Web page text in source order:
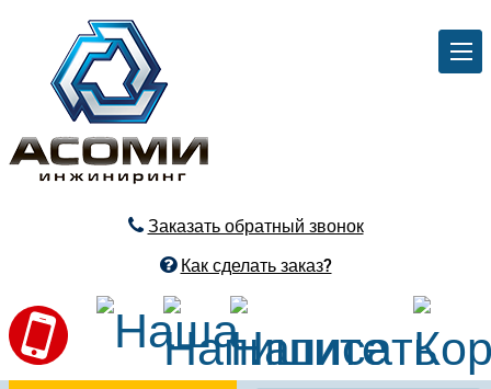
Заказать обратный звонок
Как сделать заказ?